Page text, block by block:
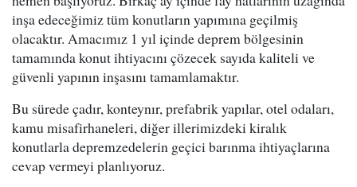
inşa edeceğimiz tüm konutların yapımına geçilmiş
olacaktır. Amacımız 1 yıl içinde deprem bölgesinin
tamamında konut ihtiyacını çözecek sayıda kaliteli ve
güvenli yapının inşasını tamamlamaktır.
Bu sürede çadır, konteynır, prefabrik yapılar, otel odaları,
kamu misafirhaneleri, diğer illerimizdeki kiralık
konutlarla depremzedelerin geçici barınma ihtiyaçlarına
cevap vermeyi planlıyoruz.